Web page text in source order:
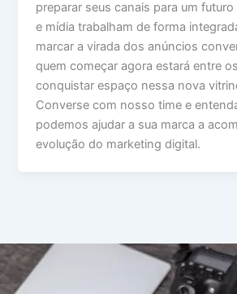
preparar seus canais para um
e mídia trabalham de forma
marcar a virada dos anúncios
quem começar agora estará entre
conquistar espaço nessa nova
Converse com nosso time e
podemos ajudar a sua marca a
evolução do marketing digital.